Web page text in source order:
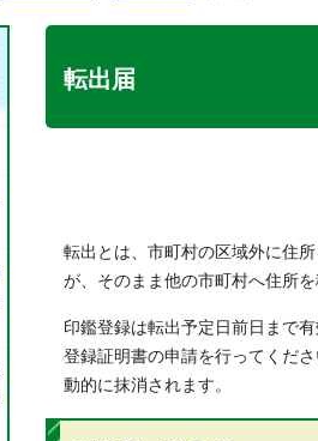
転出届
転出とは、市町村の区域外に住
が、そのまま他の市町村へ住所
印鑑登録は転出予定日前日まで
登録証明書の申請を行ってくだ
動的に抹消されます。